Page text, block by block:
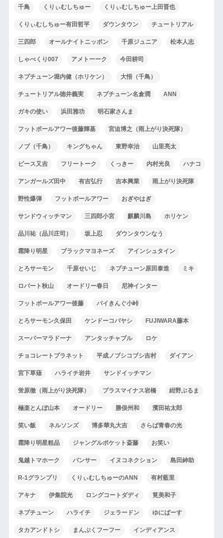
千鳥 くりぃむしちゅー くりぃむしちゅー上田晋也
くりぃむしちゅー有田哲平 ダウンタウン チュートリアル
三四郎 オールナイトニッポン 千原ジュニア 松本人志
しゃべくり007 アメトーーク 今田耕司
ネプチューン堀内健（ホリケン） 大悟（千鳥）
チュートリアル徳井義実 ネプチューン名倉潤 ANN
ガキの使い 浜田雅功 明石家さんま
フットボールアワー後藤輝基 宮迫博之（雨上がり決死隊）
ノブ（千鳥） キングちゃん 東野幸治 山里亮太
ピース又吉 フリートーク くっきー 内村光良 ハナコ
アンガールズ田中 有吉弘行 吉本興業 雨上がり決死隊
野性爆弾 フットボールアワー おぎやはぎ
サンドウィッチマン 三四郎小宮 麒麟川島 ホリケン
品川祐（品川庄司） 坂上忍 ダウンタウンなう
霜降り明星 ブラックマヨネーズ アインシュタイン
とろサーモン 千原せいじ ネプチューン原田泰造 ミキ
ロバート秋山 オードリー春日 尼神インター
フットボールアワー後藤 バイきんぐ小峠
とろサーモン久保田 ケンドーコバヤシ FUJIWARA藤本
スーパーマラドーナ アンタッチャブル ロケ
チョコレートプラネット 平成ノブシコブシ吉村 ダイアン
宮下草薙 ハライチ岩井 サンドイッチマン
蛍原徹（雨上がり決死隊） プラスマイナス岩橋 紺野ぶるま
極楽とんぼ山本 オードリー 勝俣州和 濱田祐太郎
笑い飯 ネルソンズ 博多華丸大吉 さらば青春の光
霜降り明星粗品 ジャングルポケット斎藤 お笑い
鬼越トマホーク パンサー イヌコネクション 島田紳助
R-1グランプリ くりぃむしちゅーのANN 有村藍里
アキナ 伊集院光 ロングコートダディ 筧美和子
ネプチューン ハライチ ジェラードン ゆにばーす
タカアンドトシ まんぷくフーフー インディアンス